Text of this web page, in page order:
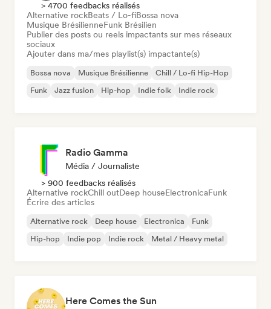
> 4700 feedbacks réalisés
Alternative rockBeats / Lo-fiBossa nova
Musique BrésilienneFunk Brésilien
Publier des posts ou reels impactants sur mes réseaux
sociaux
Ajouter dans ma/mes playlist(s) impactante(s)
Bossa nova Musique Brésilienne
Chill / Lo-fi Hip-Hop
Funk
Jazz fusion Hip-hop Indie folk Indie rock
Radio Gamma
Média / Journaliste
> 900 feedbacks réalisés
Alternative rockChill outDeep houseElectronicaFunk
Écrire des articles
Alternative rock Deep house Electronica
Funk
Hip-hop
Indie pop Indie rock Metal / Heavy metal
Here Comes the Sun